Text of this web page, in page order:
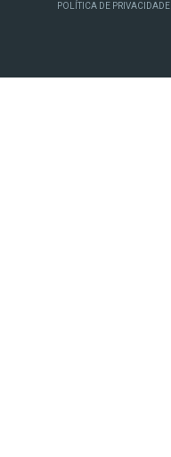
POLÍTICA DE PRIVACIDADE